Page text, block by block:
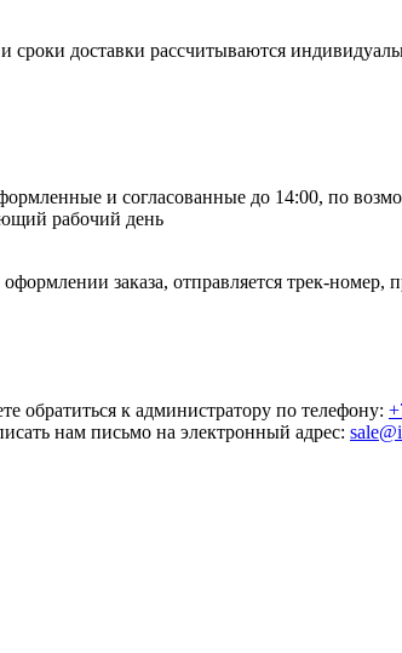
сроки доставки рассчитываются
и согласованные до 14:00, по
рабочий день
заказа, отправляется трек-
обратиться к администратору по телефону:
нам письмо на электронный адрес: